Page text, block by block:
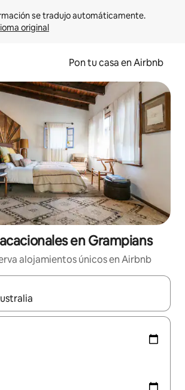
original
Pon tu casa en Airbnb
en Grampians
alojamientos únicos en Airbnb
estén disponibles, navega con las